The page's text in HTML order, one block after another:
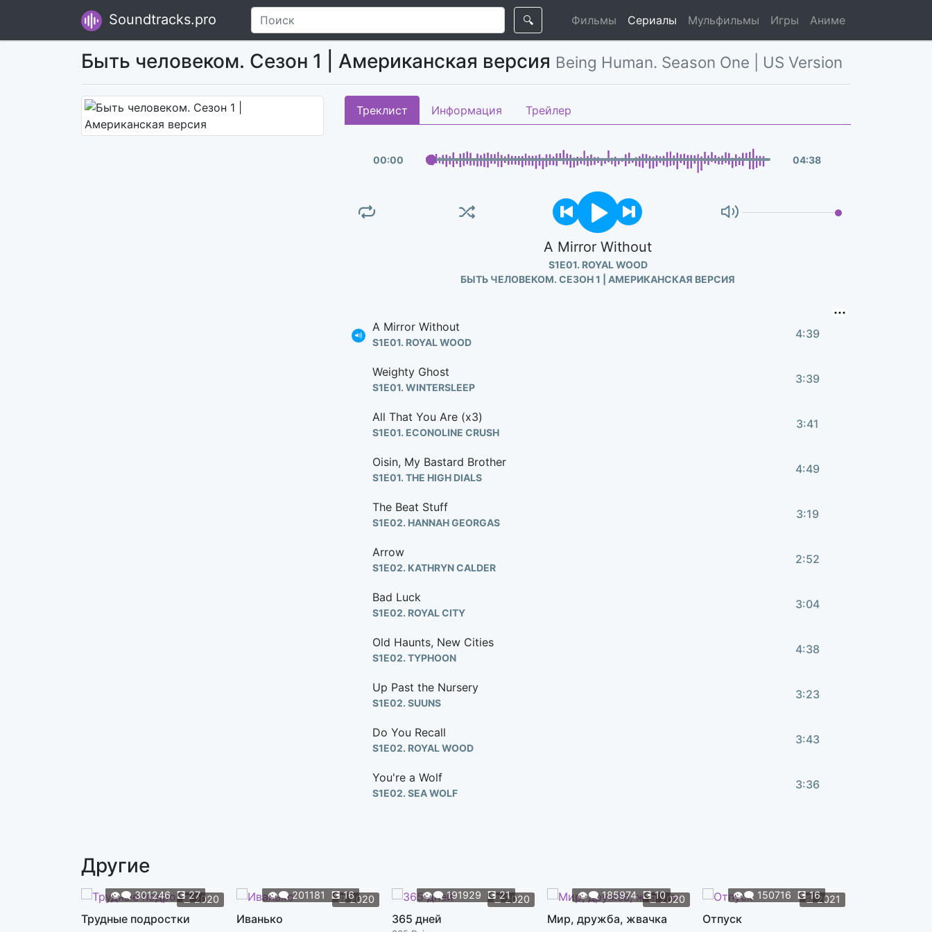
Soundtracks.pro 🔍 Фильмы Сериалы Мульфильмы Игры Аниме
Быть человеком. Сезон 1 | Американская версия Being Human. Season One | US Version
Треклист Информация Трейлер
00:00 04:38
A Mirror Without
S1E01. ROYAL WOOD
БЫТЬ ЧЕЛОВЕКОМ. СЕЗОН 1 | АМЕРИКАНСКАЯ ВЕРСИЯ
A Mirror Without
S1E01. ROYAL WOOD
4:39
Weighty Ghost
S1E01. WINTERSLEEP
3:39
All That You Are (x3)
S1E01. ECONOLINE CRUSH
3:41
Oisin, My Bastard Brother
S1E01. THE HIGH DIALS
4:49
The Beat Stuff
S1E02. HANNAH GEORGAS
3:19
Arrow
S1E02. KATHRYN CALDER
2:52
Bad Luck
S1E02. ROYAL CITY
3:04
Old Haunts, New Cities
S1E02. TYPHOON
4:38
Up Past the Nursery
S1E02. SUUNS
3:23
Do You Recall
S1E02. ROYAL WOOD
3:43
You're a Wolf
S1E02. SEA WOLF
3:36
The Ghost in You
S1E03. THE PSYCHEDELIC FURS
Другие
📆2020
👁️‍🗨️301246 💽27
Трудные подростки
📆2020
👁️‍🗨️201181 💽16
Иванько
📆2020
👁️‍🗨️191929 💽21
365 дней
📆2020
👁️‍🗨️185974 💽10
Мир, дружба, жвачка
📆2021
👁️‍🗨️ 150716 💽16
Отпуск